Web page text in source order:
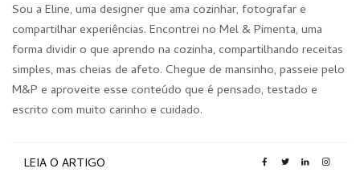
Sou a Eline, uma designer que ama cozinhar, fotografar e
compartilhar experiências. Encontrei no Mel & Pimenta, uma
forma dividir o que aprendo na cozinha, compartilhando receitas
simples, mas cheias de afeto. Chegue de mansinho, passeie pelo
M&P e aproveite esse conteúdo que é pensado, testado e
escrito com muito carinho e cuidado.
LEIA O ARTIGO